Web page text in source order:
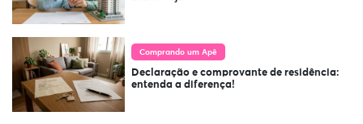
Comprando um Apê
Declaração e comprovante de residência:
entenda a diferença!